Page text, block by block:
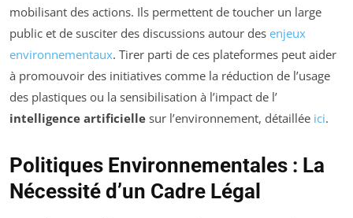
mobilisant des actions. Ils permettent de toucher un large
public et de susciter des discussions autour des enjeux
environnementaux. Tirer parti de ces plateformes peut aider
à promouvoir des initiatives comme la réduction de l’usage
des plastiques ou la sensibilisation à l’impact de l’
intelligence artificielle sur l’environnement, détaillée ici.
Politiques Environnementales : La
Nécessité d’un Cadre Légal